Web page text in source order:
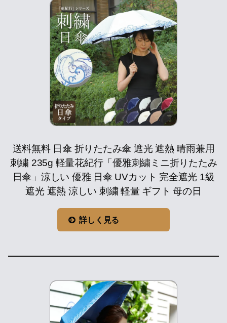
送料無料 日傘 折りたたみ傘 遮光 遮熱 晴雨兼用
刺繍 235g 軽量花紀行「優雅刺繍ミニ折りたたみ
日傘」涼しい 優雅 日傘 UVカット 完全遮光 1級
遮光 遮熱 涼しい 刺繍 軽量 ギフト 母の日
詳しく見る